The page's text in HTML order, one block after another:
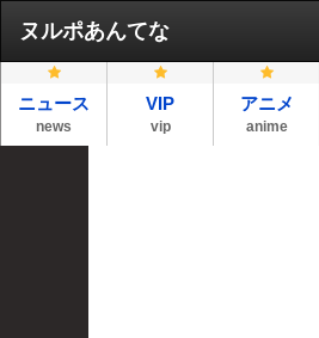
ヌルポあんてな
ニュース
news
VIP
vip
アニメ
anime